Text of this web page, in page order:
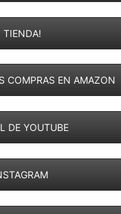
TIENDA!
COMPRAS EN AMAZON
DE YOUTUBE